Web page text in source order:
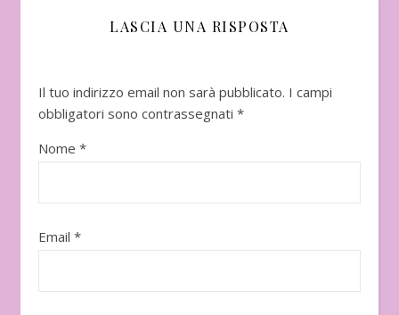
LASCIA UNA RISPOSTA
Il tuo indirizzo email non sarà pubblicato. I campi
obbligatori sono contrassegnati *
Nome *
Email *